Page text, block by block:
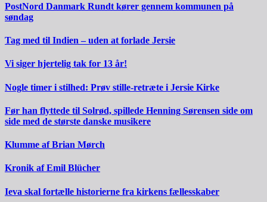
PostNord Danmark Rundt kører gennem kommunen på
søndag
Tag med til Indien – uden at forlade Jersie
Vi siger hjertelig tak for 13 år!
Nogle timer i stilhed: Prøv stille-retræte i Jersie Kirke
Før han flyttede til Solrød, spillede Henning Sørensen side om
side med de største danske musikere
Klumme af Brian Mørch
Kronik af Emil Blücher
Ieva skal fortælle historierne fra kirkens fællesskaber